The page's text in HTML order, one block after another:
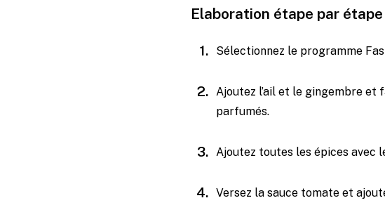
Elaboration étape par étape
Sélectionnez le programme
Ajoutez l’ail et le gingembre et
parfumés.
Ajoutez toutes les épices avec
Versez la sauce tomate et